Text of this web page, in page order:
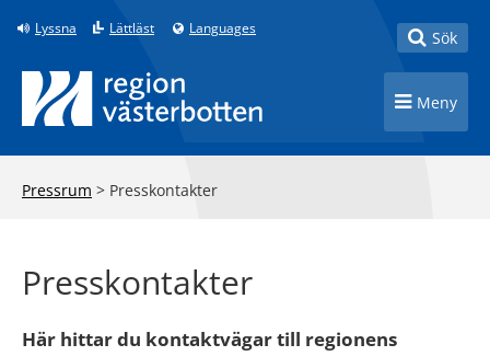
Till innehåll på sidan
Lyssna Lättläst Languages Toggle
Sök
Toggle
Meny
Pressrum > Presskontakter
Presskontakter
Här hittar du kontaktvägar till regionens